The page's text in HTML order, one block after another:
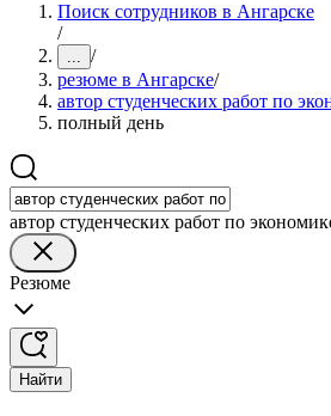
Поиск сотрудников в Ангарске
/
... /
резюме в Ангарске/
автор студенческих работ по
полный день
автор студенческих работ по
Резюме
Найти